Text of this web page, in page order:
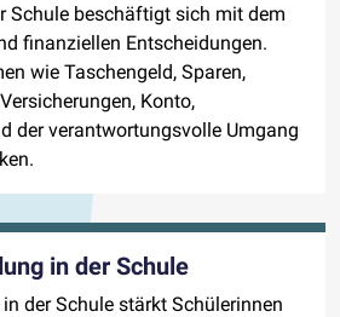
Schule beschäftigt sich mit dem
finanziellen Entscheidungen.
wie Taschengeld, Sparen,
Konto,
der verantwortungsvolle Umgang
in der Schule
der Schule stärkt Schülerinnen